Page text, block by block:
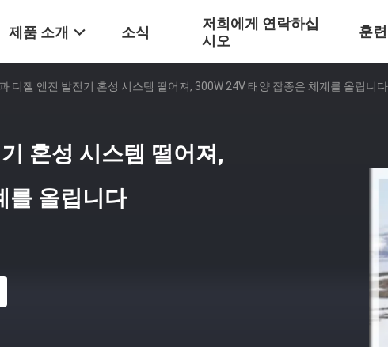
제품 소개 소식
저희에게 연락하십
시오
훈
디젤 엔진 발전기 혼성 시스템 떨어져, 300W 24V 태양 잡종은 체계를 올립니다
혼성 시스템 떨어져,
를 올립니다